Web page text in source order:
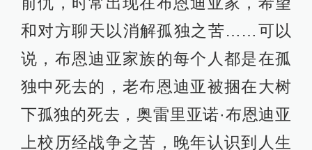
和对方聊天以消解孤独之苦……可以
说，布恩迪亚家族的每个人都是在孤
独中死去的，老布恩迪亚被捆在大树
下孤独的死去，奥雷里亚诺·布恩迪亚
上校历经战争之苦，晚年认识到人生